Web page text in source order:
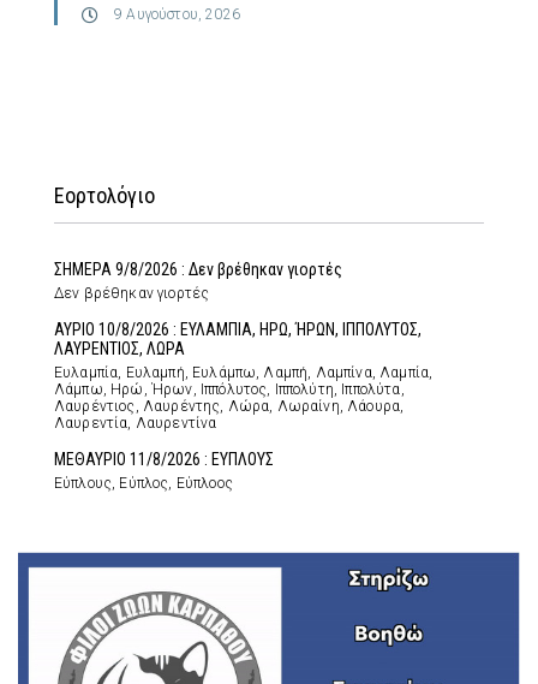
9 Αυγούστου, 2026
Εορτολόγιο
ΣΗΜΕΡΑ 9/8/2026 : Δεν βρέθηκαν γιορτές
Δεν βρέθηκαν γιορτές
ΑΥΡΙΟ 10/8/2026 : ΕΥΛΑΜΠΙΑ, ΗΡΩ, ΉΡΩΝ, ΙΠΠΟΛΥΤΟΣ,
ΛΑΥΡΕΝΤΙΟΣ, ΛΩΡΑ
Ευλαμπία, Ευλαμπή, Ευλάμπω, Λαμπή, Λαμπίνα, Λαμπία,
Λάμπω, Ηρώ, Ήρων, Ιππόλυτος, Ιππολύτη, Ιππολύτα,
Λαυρέντιος, Λαυρέντης, Λώρα, Λωραίνη, Λάουρα,
Λαυρεντία, Λαυρεντίνα
ΜΕΘΑΥΡΙΟ 11/8/2026 : ΕΥΠΛΟΥΣ
Εύπλους, Εύπλος, Εύπλοος